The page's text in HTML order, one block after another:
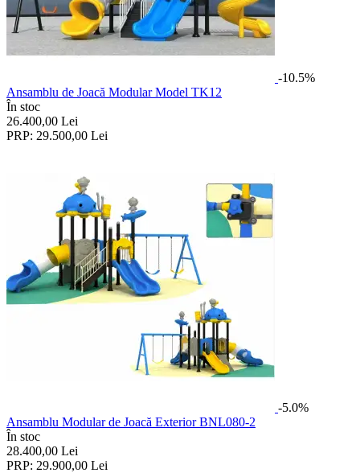
-10.5%
Ansamblu de Joacă Modular Model TK12
În stoc
26.400,00 Lei
PRP: 29.500,00 Lei
-5.0%
Ansamblu Modular de Joacă Exterior BNL080-2
În stoc
28.400,00 Lei
PRP: 29.900,00 Lei